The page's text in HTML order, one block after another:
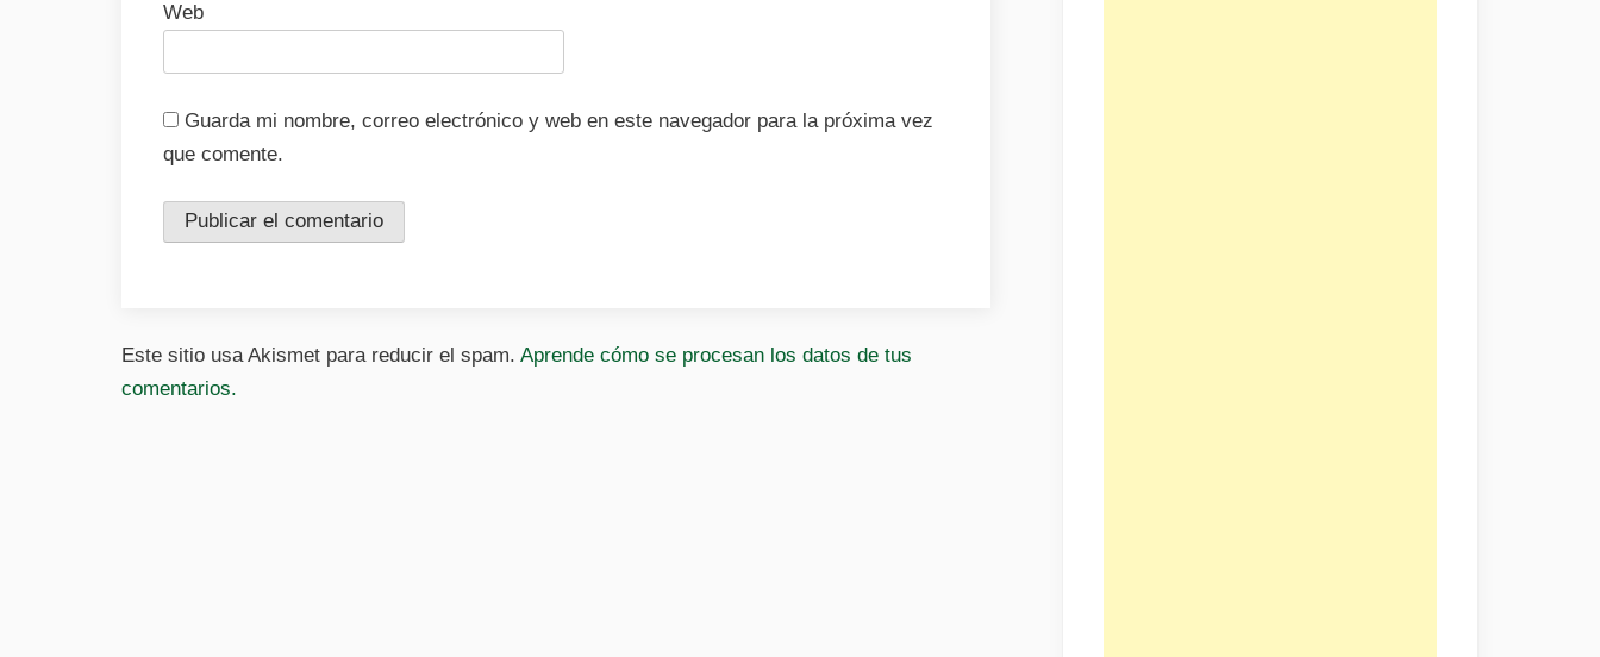
Web
Guarda mi nombre, correo electrónico y web en este navegador para la próxima vez
que comente.
Este sitio usa Akismet para reducir el spam. Aprende cómo se procesan los datos de tus
comentarios.